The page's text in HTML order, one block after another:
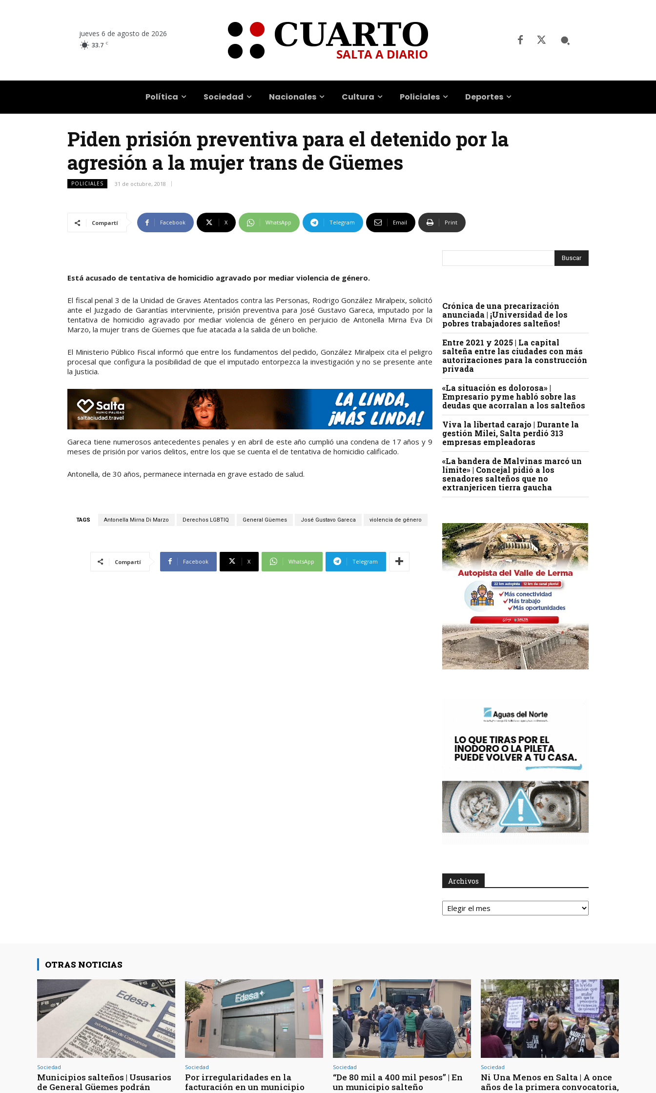
jueves 6 de agosto de 2026
33.7 C
Política Sociedad Nacionales Cultura Policiales Deportes
Piden prisión preventiva para el detenido por la
agresión a la mujer trans de Güemes
POLICIALES 31 de octubre, 2018
Compartí Facebook X WhatsApp Telegram Email Print
Está acusado de tentativa de homicidio agravado por mediar violencia de género.
El fiscal penal 3 de la Unidad de Graves Atentados contra las Personas, Rodrigo González Miralpeix, solicitó
ante el Juzgado de Garantías interviniente, prisión preventiva para José Gustavo Gareca, imputado por la
tentativa de homicidio agravado por mediar violencia de género en perjuicio de Antonella Mirna Eva Di
Marzo, la mujer trans de Güemes que fue atacada a la salida de un boliche.
El Ministerio Público Fiscal informó que entre los fundamentos del pedido, González Miralpeix cita el peligro
procesal que configura la posibilidad de que el imputado entorpezca la investigación y no se presente ante
la Justicia.
Gareca tiene numerosos antecedentes penales y en abril de este año cumplió una condena de 17 años y 9
meses de prisión por varios delitos, entre los que se cuenta el de tentativa de homicidio calificado.
Antonella, de 30 años, permanece internada en grave estado de salud.
TAGS Antonella Mirna Di Marzo Derechos LGBTIQ General Güemes José Gustavo Gareca violencia de género
Compartí Facebook X WhatsApp Telegram
Crónica de una precarización
anunciada | ¡Universidad de los
pobres trabajadores salteños!
Entre 2021 y 2025 | La capital
salteña entre las ciudades con más
autorizaciones para la construcción
privada
«La situación es dolorosa» |
Empresario pyme habló sobre las
deudas que acorralan a los salteños
Viva la libertad carajo | Durante la
gestión Milei, Salta perdió 313
empresas empleadoras
«La bandera de Malvinas marcó un
límite» | Concejal pidió a los
senadores salteños que no
extranjericen tierra gaucha
Archivos
Archivos
OTRAS NOTICIAS
Sociedad
Municipios salteños | Ususarios
de General Güemes podrán
Sociedad
Por irregularidades en la
facturación en un municipio
Sociedad
“De 80 mil a 400 mil pesos” | En
un municipio salteño
Sociedad
Ni Una Menos en Salta | A once
años de la primera convocatoria,